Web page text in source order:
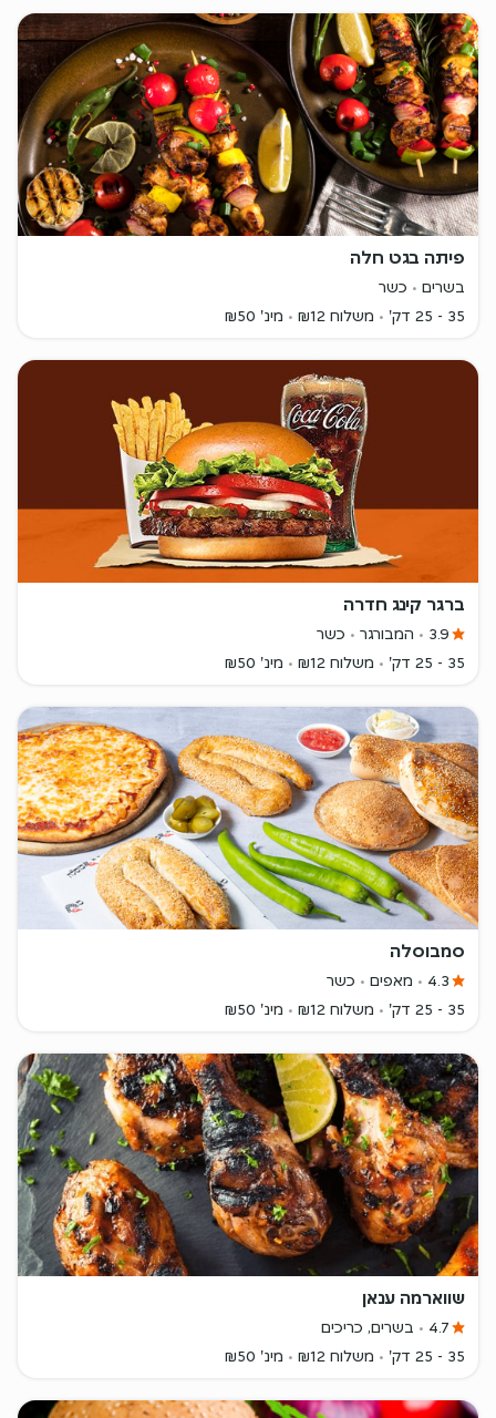
פיתה בגט חלה
בשרים
כשר
35 - 25 דק'
משלוח ₪12 מינ' ₪50
ברגר קינג חדרה
3.9 המבורגר
כשר
35 - 25 דק'
משלוח ₪12 מינ' ₪50
סמבוסלה
4.3 מאפים
כשר
35 - 25 דק'
משלוח ₪12 מינ' ₪50
שווארמה ענאן
4.7
בשרים, כריכים
35 - 25 דק'
משלוח ₪12 מינ' ₪50